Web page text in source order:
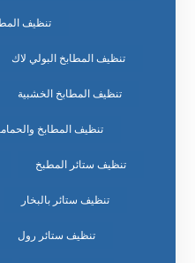
تنظيف
تنظيف المطابخ البولي لاك
تنظيف المطابخ الخشبية
تنظيف المطابخ
تنظيف ستائر المطبخ
تنظيف ستائر بالبخار
تنظيف ستائر رول